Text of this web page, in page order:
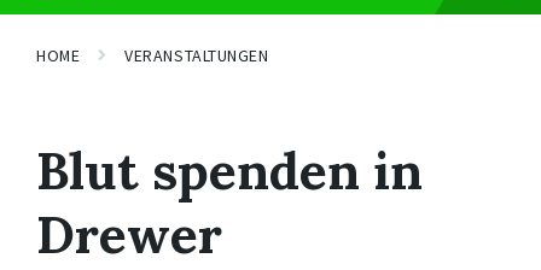
HOME VERANSTALTUNGEN
Blut spenden in
Drewer